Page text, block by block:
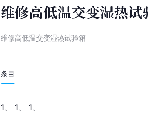
维修高低温交变湿热试
维修高低温交变湿热试验箱
条目
1、 1、 1、